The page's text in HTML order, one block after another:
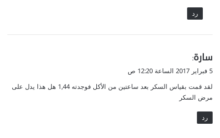
رد
ي
ق
ل
سارة:
5 فبراير 2017 الساعة 12:20 ص
لقد قمت بقياس السكر بعد ساعتين من الأكل فوجدته 1,44 هل هذا يدل على
مرض السكر
رد